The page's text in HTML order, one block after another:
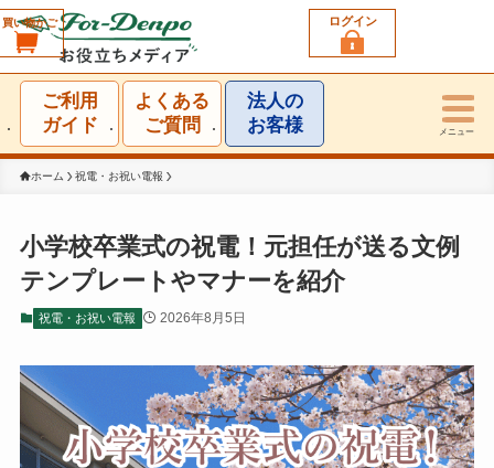
買い物かご ログイン
ご利用
ガイド
よくある
ご質問
法人の
お客様
メニュー
利用シーン一覧
結婚祝い
誕生日祝い
お見舞い・お礼
移転・開店・受賞祝い
選挙
ホーム 祝電・お祝い電報
小学校卒業式の祝電！元担任が送る文例
テンプレートやマナーを紹介
祝電・お祝い電報 2026年8月5日